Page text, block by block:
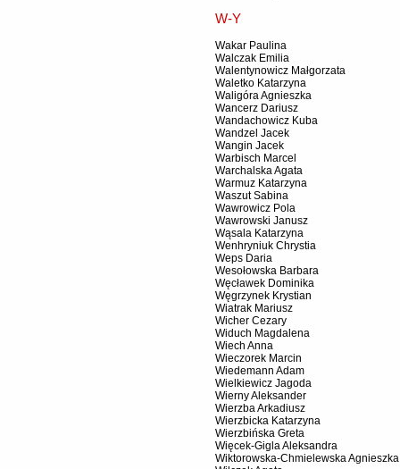
W-Y
Wakar Paulina
Walczak Emilia
Walentynowicz Małgorzata
Waletko Katarzyna
Waligóra Agnieszka
Wancerz Dariusz
Wandachowicz Kuba
Wandzel Jacek
Wangin Jacek
Warbisch Marcel
Warchalska Agata
Warmuz Katarzyna
Waszut Sabina
Wawrowicz Pola
Wawrowski Janusz
Wąsala Katarzyna
Wenhryniuk Chrystia
Weps Daria
Wesołowska Barbara
Węcławek Dominika
Węgrzynek Krystian
Wiatrak Mariusz
Wicher Cezary
Widuch Magdalena
Wiech Anna
Wieczorek Marcin
Wiedemann Adam
Wielkiewicz Jagoda
Wierny Aleksander
Wierzba Arkadiusz
Wierzbicka Katarzyna
Wierzbińska Greta
Więcek-Gigla Aleksandra
Wiktorowska-Chmielewska Agnieszka